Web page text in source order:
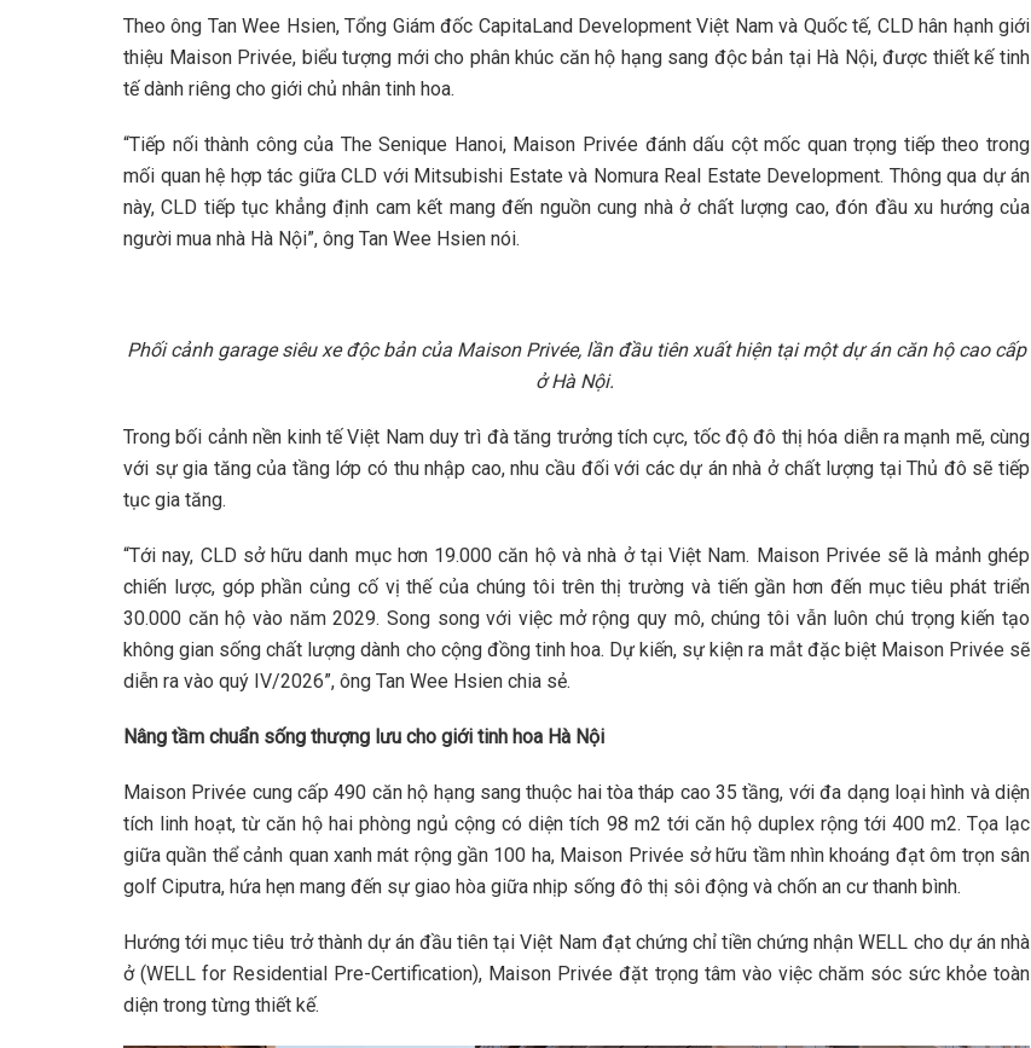
Theo ông Tan Wee Hsien, Tổng Giám đốc CapitaLand Development Việt Nam và Quốc tế, CLD hân hạnh giới
thiệu Maison Privée, biểu tượng mới cho phân khúc căn hộ hạng sang độc bản tại Hà Nội, được thiết kế tinh
tế dành riêng cho giới chủ nhân tinh hoa.
“Tiếp nối thành công của The Senique Hanoi, Maison Privée đánh dấu cột mốc quan trọng tiếp theo trong
mối quan hệ hợp tác giữa CLD với Mitsubishi Estate và Nomura Real Estate Development. Thông qua dự án
này, CLD tiếp tục khẳng định cam kết mang đến nguồn cung nhà ở chất lượng cao, đón đầu xu hướng của
người mua nhà Hà Nội”, ông Tan Wee Hsien nói.
Phối cảnh garage siêu xe độc bản của Maison Privée, lần đầu tiên xuất hiện tại một dự án căn hộ cao cấp
ở Hà Nội.
Trong bối cảnh nền kinh tế Việt Nam duy trì đà tăng trưởng tích cực, tốc độ đô thị hóa diễn ra mạnh mẽ, cùng
với sự gia tăng của tầng lớp có thu nhập cao, nhu cầu đối với các dự án nhà ở chất lượng tại Thủ đô sẽ tiếp
tục gia tăng.
“Tới nay, CLD sở hữu danh mục hơn 19.000 căn hộ và nhà ở tại Việt Nam. Maison Privée sẽ là mảnh ghép
chiến lược, góp phần củng cố vị thế của chúng tôi trên thị trường và tiến gần hơn đến mục tiêu phát triển
30.000 căn hộ vào năm 2029. Song song với việc mở rộng quy mô, chúng tôi vẫn luôn chú trọng kiến tạo
không gian sống chất lượng dành cho cộng đồng tinh hoa. Dự kiến, sự kiện ra mắt đặc biệt Maison Privée sẽ
diễn ra vào quý IV/2026”, ông Tan Wee Hsien chia sẻ.
Nâng tầm chuẩn sống thượng lưu cho giới tinh hoa Hà Nội
Maison Privée cung cấp 490 căn hộ hạng sang thuộc hai tòa tháp cao 35 tầng, với đa dạng loại hình và diện
tích linh hoạt, từ căn hộ hai phòng ngủ cộng có diện tích 98 m2 tới căn hộ duplex rộng tới 400 m2. Tọa lạc
giữa quần thể cảnh quan xanh mát rộng gần 100 ha, Maison Privée sở hữu tầm nhìn khoáng đạt ôm trọn sân
golf Ciputra, hứa hẹn mang đến sự giao hòa giữa nhịp sống đô thị sôi động và chốn an cư thanh bình.
Hướng tới mục tiêu trở thành dự án đầu tiên tại Việt Nam đạt chứng chỉ tiền chứng nhận WELL cho dự án nhà
ở (WELL for Residential Pre-Certification), Maison Privée đặt trọng tâm vào việc chăm sóc sức khỏe toàn
diện trong từng thiết kế.